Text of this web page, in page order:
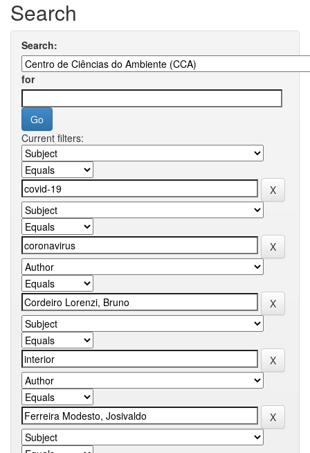
Search
Search:
for
Current filters: